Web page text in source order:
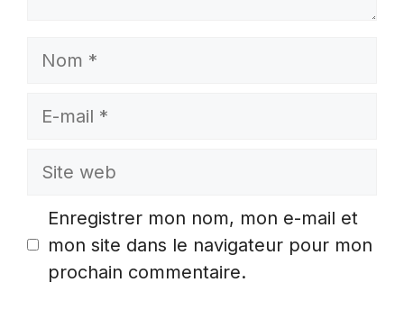
Nom
E-
Site
Enregistrer mon nom, mon e-mail et
mon site dans le navigateur pour mon
prochain commentaire.